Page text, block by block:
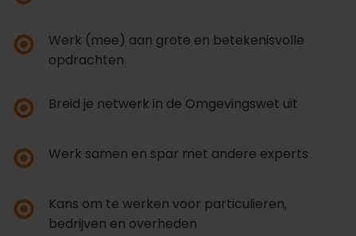
Werk (mee) aan grote en betekenisvolle
opdrachten
Breid je netwerk in de Omgevingswet uit
Werk samen en spar met andere experts
Kans om te werken voor particulieren,
bedrijven en overheden